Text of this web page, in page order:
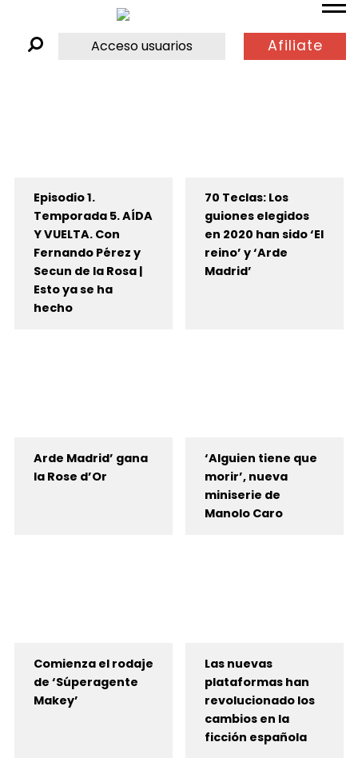
Acceso usuarios Afiliate
Episodio 1.
Temporada 5. AÍDA
Y VUELTA. Con
Fernando Pérez y
Secun de la Rosa |
Esto ya se ha
hecho
70 Teclas: Los
guiones elegidos
en 2020 han sido ‘El
reino’ y ‘Arde
Madrid’
Arde Madrid’ gana
la Rose d’Or
‘Alguien tiene que
morir’, nueva
miniserie de
Manolo Caro
Comienza el rodaje
de ‘Súperagente
Makey’
Las nuevas
plataformas han
revolucionado los
cambios en la
ficción española